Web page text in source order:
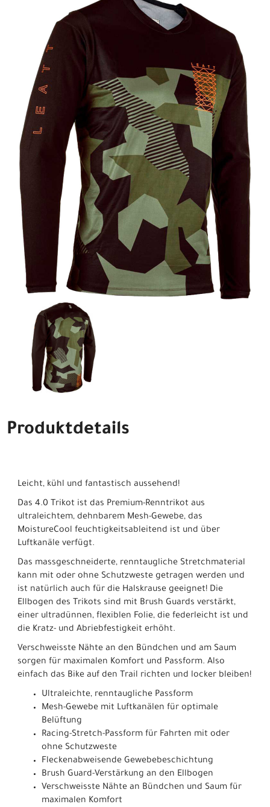
Produktdetails
Leicht, kühl und fantastisch aussehend!
Das 4.0 Trikot ist das Premium-Renntrikot aus
ultraleichtem, dehnbarem Mesh-Gewebe, das
MoistureCool feuchtigkeitsableitend ist und über
Luftkanäle verfügt.
Das massgeschneiderte, renntaugliche Stretchmaterial
kann mit oder ohne Schutzweste getragen werden und
ist natürlich auch für die Halskrause geeignet! Die
Ellbogen des Trikots sind mit Brush Guards verstärkt,
einer ultradünnen, flexiblen Folie, die federleicht ist und
die Kratz- und Abriebfestigkeit erhöht.
Verschweisste Nähte an den Bündchen und am Saum
sorgen für maximalen Komfort und Passform. Also
einfach das Bike auf den Trail richten und locker bleiben!
Ultraleichte, renntaugliche Passform
Mesh-Gewebe mit Luftkanälen für optimale
Belüftung
Racing-Stretch-Passform für Fahrten mit oder
ohne Schutzweste
Fleckenabweisende Gewebebeschichtung
Brush Guard-Verstärkung an den Ellbogen
Verschweisste Nähte an Bündchen und Saum für
maximalen Komfort